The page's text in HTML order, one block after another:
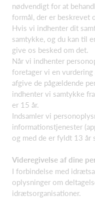
nødvendigt for at
formål, der er beskrevet
Hvis vi indhenter dit
samtykke, og du kan til
give os besked om det.
Når vi indhenter
foretager vi en
afgive de pågældende
indhenter vi samtykke
er 15 år.
Indsamler vi
informationstjenester
og med de er fyldt 13 år
Videregivelse af dine
I forbindelse med
oplysninger om
idrætsorganisationer.